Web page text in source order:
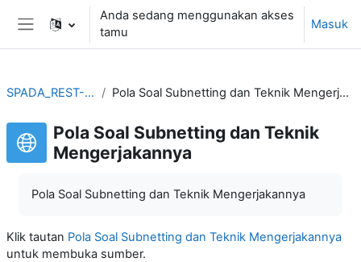
Lewati ke konten utama
Panel samping
Anda sedang menggunakan akses
tamu
Masuk
SPADA_REST-347 Pola Soal Subnetting dan Teknik Mengerjakannya
Pola Soal Subnetting dan Teknik
Mengerjakannya
Pola Soal Subnetting dan Teknik Mengerjakannya
Klik tautan Pola Soal Subnetting dan Teknik Mengerjakannya
untuk membuka sumber.